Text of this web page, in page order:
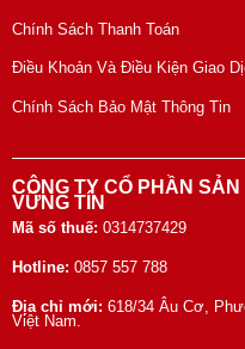
Chính Sách Thanh Toán
Điều Khoản Và Điều Kiện Giao
Chính Sách Bảo Mật Thông Tin
CÔNG TY CỔ PHẦN
VỮNG TÍN
Mã số thuế: 0314737429
Hotline: 0857 557 788
Địa chỉ mới: 618/34 Âu Cơ,
Việt Nam.